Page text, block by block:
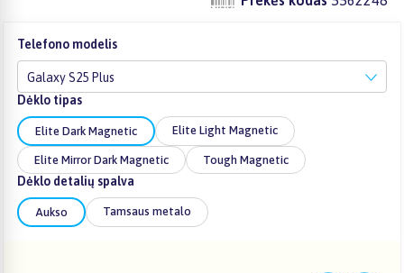
Telefono modelis
Galaxy S25 Plus
Dėklo tipas
Elite Dark Magnetic Elite Light Magnetic
Elite Mirror Dark Magnetic Tough Magnetic
Dėklo detalių spalva
Aukso Tamsaus metalo